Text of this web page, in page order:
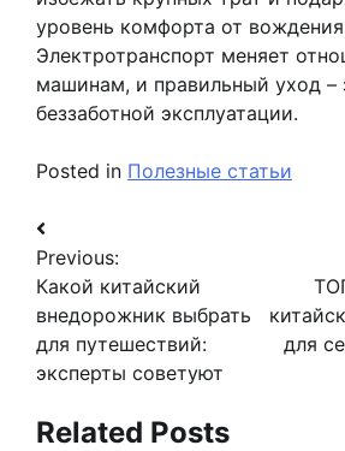
уровень комфорта от
Электротранспорт меняет
машинам, и правильный уход –
беззаботной эксплуатации.
Posted in Полезные статьи
Навигация
по
записям
Previous:
Какой китайский
внедорожник выбрать
для путешествий:
эксперты советуют
для
Related Posts